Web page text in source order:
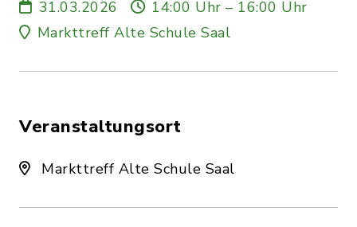
31.03.2026
14:00 Uhr – 16:00 Uhr
Markttreff Alte Schule Saal
Veranstaltungsort
Markttreff Alte Schule Saal